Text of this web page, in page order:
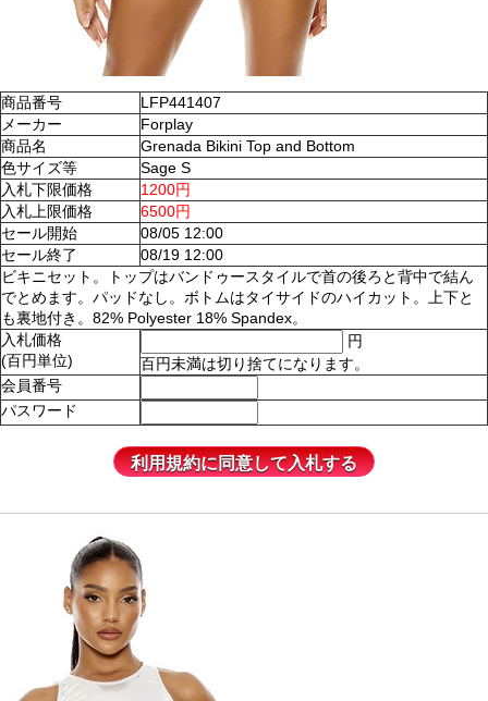
商品番号
LFP441407
メーカー
Forplay
商品名
Grenada Bikini Top and Bottom
色サイズ等
Sage S
入札下限価格
1200円
入札上限価格
6500円
セール開始
08/05 12:00
セール終了
08/19 12:00
ビキニセット。トップはバンドゥースタイルで首の後ろと背中で結ん
でとめます。パッドなし。ボトムはタイサイドのハイカット。上下と
も裏地付き。82% Polyester 18% Spandex。
入札価格
(百円単位)
円
百円未満は切り捨てになります。
会員番号
パスワード